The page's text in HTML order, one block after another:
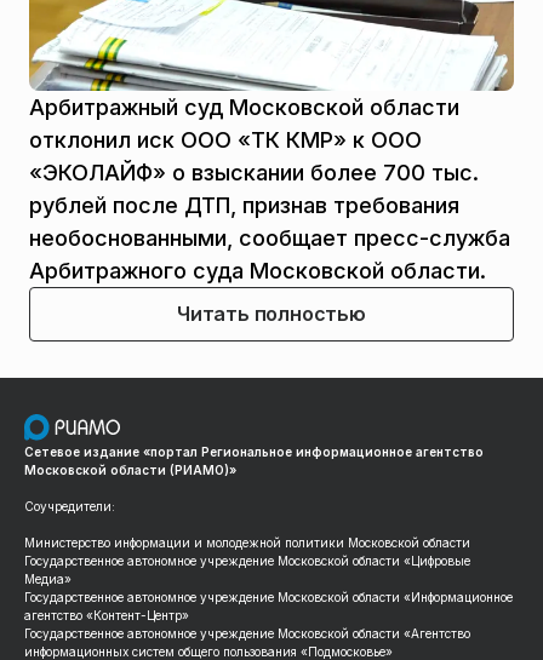
Арбитражный суд Московской области
отклонил иск ООО «ТК КМР» к ООО
«ЭКОЛАЙФ» о взыскании более 700 тыс.
рублей после ДТП, признав требования
необоснованными, сообщает пресс-служба
Арбитражного суда Московской области.
Читать полностью
Сетевое издание «портал Региональное информационное агентство
Московской области (РИАМО)»
Соучредители:
Министерство информации и молодежной политики Московской области
Государственное автономное учреждение Московской области «Цифровые
Медиа»
Государственное автономное учреждение Московской области «Информационное
агентство «Контент-Центр»
Государственное автономное учреждение Московской области «Агентство
информационных систем общего пользования «Подмосковье»